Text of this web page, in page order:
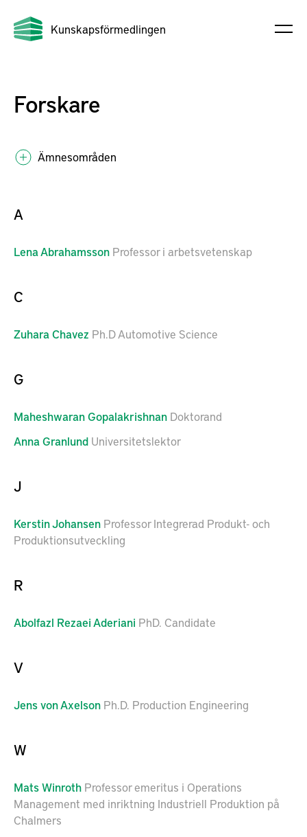
Kunskapsförmedlingen
Forskare
Ämnesområden
A
LenaAbrahamsson Professor i arbetsvetenskap
C
ZuharaChavez Ph.D Automotive Science
G
MaheshwaranGopalakrishnan Doktorand
AnnaGranlund Universitetslektor
J
KerstinJohansen Professor Integrerad Produkt- och
Produktionsutveckling
R
Abolfazl Rezaei Aderiani PhD. Candidate
V
Jensvon Axelson Ph.D. Production Engineering
W
MatsWinroth Professor emeritus i Operations
Management med inriktning Industriell Produktion på
Chalmers